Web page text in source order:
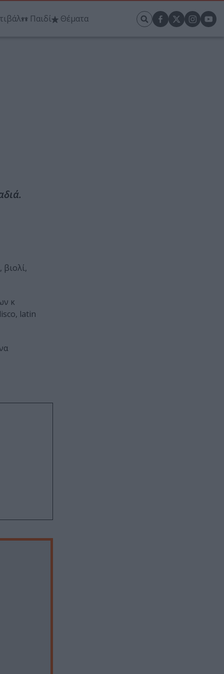
Παιδί Θέματα
κ
latin